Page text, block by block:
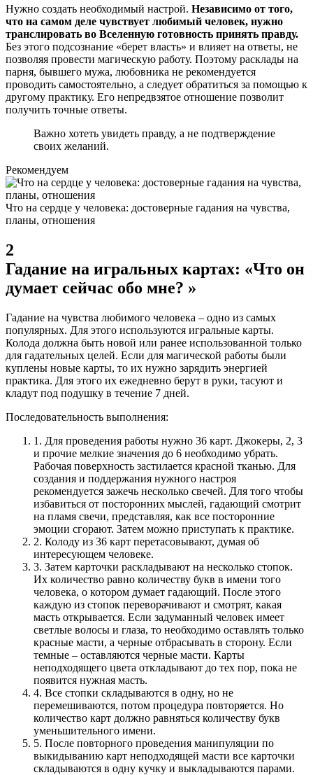
Нужно создать необходимый настрой. Независимо от того,
что на самом деле чувствует любимый человек, нужно
транслировать во Вселенную готовность принять правду.
Без этого подсознание «берет власть» и влияет на ответы, не
позволяя провести магическую работу. Поэтому расклады на
парня, бывшего мужа, любовника не рекомендуется
проводить самостоятельно, а следует обратиться за помощью к
другому практику. Его непредвзятое отношение позволит
получить точные ответы.
Важно хотеть увидеть правду, а не подтверждение
своих желаний.
Рекомендуем
Что на сердце у человека: достоверные гадания на чувства,
планы, отношения
2
Гадание на игральных картах: «Что он
думает сейчас обо мне? »
Гадание на чувства любимого человека – одно из самых
популярных. Для этого используются игральные карты.
Колода должна быть новой или ранее использованной только
для гадательных целей. Если для магической работы были
куплены новые карты, то их нужно зарядить энергией
практика. Для этого их ежедневно берут в руки, тасуют и
кладут под подушку в течение 7 дней.
Последовательность выполнения:
1. Для проведения работы нужно 36 карт. Джокеры, 2, 3
и прочие мелкие значения до 6 необходимо убрать.
Рабочая поверхность застилается красной тканью. Для
создания и поддержания нужного настроя
рекомендуется зажечь несколько свечей. Для того чтобы
избавиться от посторонних мыслей, гадающий смотрит
на пламя свечи, представляя, как все посторонние
эмоции сгорают. Затем можно приступать к практике.
2. Колоду из 36 карт перетасовывают, думая об
интересующем человеке.
3. Затем карточки раскладывают на несколько стопок.
Их количество равно количеству букв в имени того
человека, о котором думает гадающий. После этого
каждую из стопок переворачивают и смотрят, какая
масть открывается. Если задуманный человек имеет
светлые волосы и глаза, то необходимо оставлять только
красные масти, а черные отбрасывать в сторону. Если
темные – оставляются черные масти. Карты
неподходящего цвета откладывают до тех пор, пока не
появится нужная масть.
4. Все стопки складываются в одну, но не
перемешиваются, потом процедура повторяется. Но
количество карт должно равняться количеству букв
уменьшительного имени.
5. После повторного проведения манипуляции по
выкидыванию карт неподходящей масти все карточки
складываются в одну кучку и выкладываются парами.